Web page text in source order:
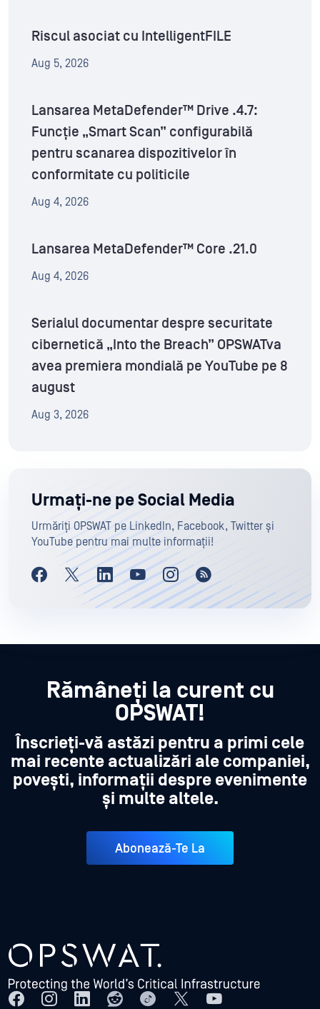
Riscul asociat cu IntelligentFILE
Aug 5, 2026
Lansarea MetaDefender™ Drive .4.7:
Funcție „Smart Scan” configurabilă
pentru scanarea dispozitivelor în
conformitate cu politicile
Aug 4, 2026
Lansarea MetaDefender™ Core .21.0
Aug 4, 2026
Serialul documentar despre securitate
cibernetică „Into the Breach” OPSWATva
avea premiera mondială pe YouTube pe 8
august
Aug 3, 2026
Urmați-ne pe Social Media
Urmăriți OPSWAT pe LinkedIn, Facebook, Twitter și
YouTube pentru mai multe informații!
Rămâneți la curent cu
OPSWAT!
Înscrieți-vă astăzi pentru a primi cele
mai recente actualizări ale companiei,
povești, informații despre evenimente
și multe altele.
Abonează-Te La